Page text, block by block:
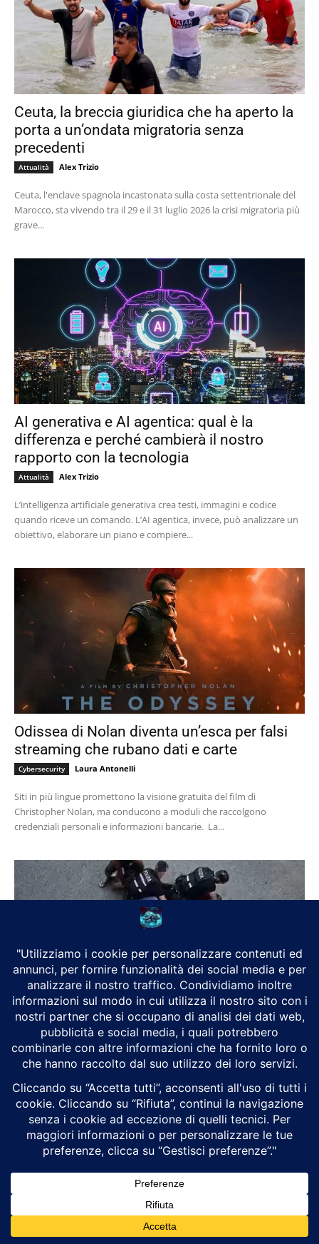
Ceuta, la breccia giuridica che ha aperto la
porta a un’ondata migratoria senza
precedenti
Attualità Alex Trizio
Ceuta, l'enclave spagnola incastonata sulla costa settentrionale del
Marocco, sta vivendo tra il 29 e il 31 luglio 2026 la crisi migratoria più
grave...
AI generativa e AI agentica: qual è la
differenza e perché cambierà il nostro
rapporto con la tecnologia
Attualità Alex Trizio
L’intelligenza artificiale generativa crea testi, immagini e codice
quando riceve un comando. L’AI agentica, invece, può analizzare un
obiettivo, elaborare un piano e compiere...
Odissea di Nolan diventa un’esca per falsi
streaming che rubano dati e carte
Cybersecurity Laura Antonelli
Siti in più lingue promettono la visione gratuita del film di
Christopher Nolan, ma conducono a moduli che raccolgono
credenziali personali e informazioni bancarie. La...
Morte Fakir a Bologna: corteo al Pilastro,
video e inchiesta
Attualità Luigi Alberto Pinzi
Una settimana dopo la morte di Abderrahim Fakir, Bologna torna in
piazza. Nel pomeriggio di domenica 26 luglio il quartiere Pilastro
ospita il corteo...